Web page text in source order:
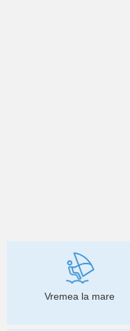
Vremea la mare